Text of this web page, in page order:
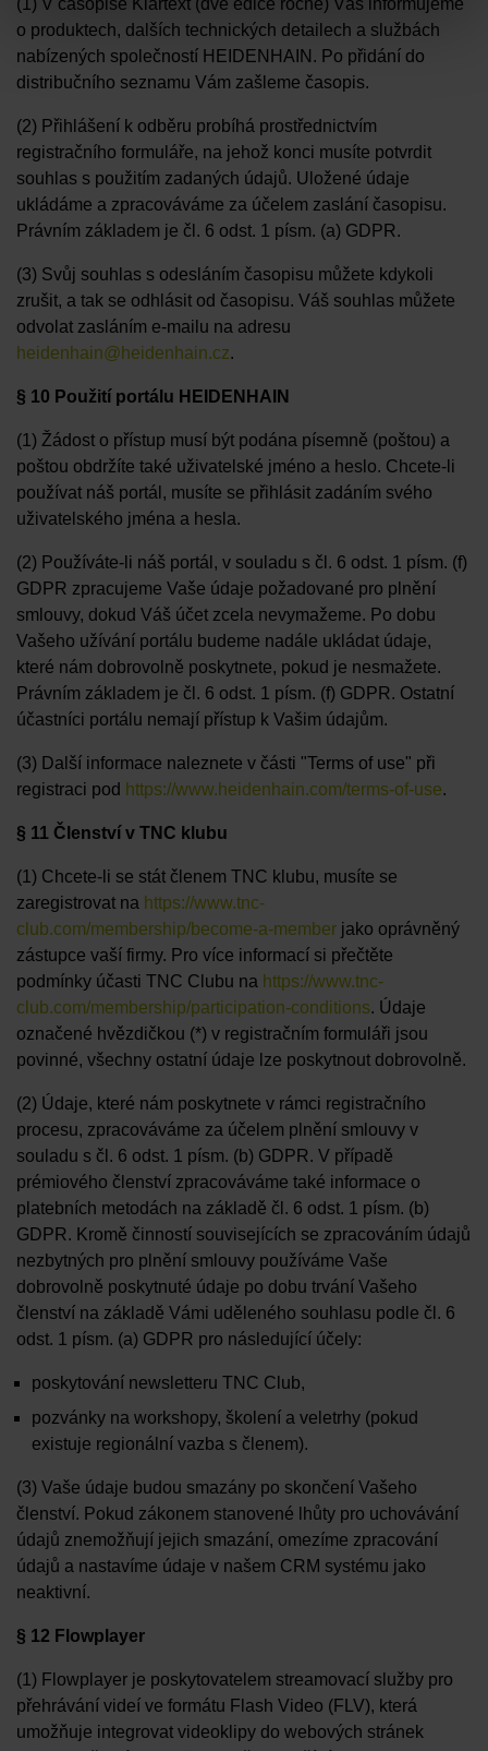
o produktech, dalších technických detailech a službách
nabízených společností HEIDENHAIN. Po přidání do
distribučního seznamu Vám zašleme časopis.
(2) Přihlášení k odběru probíhá prostřednictvím
registračního formuláře, na jehož konci musíte potvrdit
souhlas s použitím zadaných údajů. Uložené údaje
ukládáme a zpracováváme za účelem zaslání časopisu.
Právním základem je čl. 6 odst. 1 písm. (a) GDPR.
(3) Svůj souhlas s odesláním časopisu můžete kdykoli
zrušit, a tak se odhlásit od časopisu. Váš souhlas můžete
odvolat zasláním e-mailu na adresu
heidenhain@heidenhain.cz.
§ 10 Použití portálu HEIDENHAIN
(1) Žádost o přístup musí být podána písemně (poštou) a
poštou obdržíte také uživatelské jméno a heslo. Chcete-li
používat náš portál, musíte se přihlásit zadáním svého
uživatelského jména a hesla.
(2) Používáte-li náš portál, v souladu s čl. 6 odst. 1 písm. (f)
GDPR zpracujeme Vaše údaje požadované pro plnění
smlouvy, dokud Váš účet zcela nevymažeme. Po dobu
Vašeho užívání portálu budeme nadále ukládat údaje,
které nám dobrovolně poskytnete, pokud je nesmažete.
Právním základem je čl. 6 odst. 1 písm. (f) GDPR. Ostatní
účastníci portálu nemají přístup k Vašim údajům.
(3) Další informace naleznete v části "Terms of use" při
registraci pod https://www.heidenhain.com/terms-of-use.
§ 11 Členství v TNC klubu
(1) Chcete-li se stát členem TNC klubu, musíte se
zaregistrovat na https://www.tnc-
club.com/membership/become-a-member jako oprávněný
zástupce vaší firmy. Pro více informací si přečtěte
podmínky účasti TNC Clubu na https://www.tnc-
club.com/membership/participation-conditions. Údaje
označené hvězdičkou (*) v registračním formuláři jsou
povinné, všechny ostatní údaje lze poskytnout dobrovolně.
(2) Údaje, které nám poskytnete v rámci registračního
procesu, zpracováváme za účelem plnění smlouvy v
souladu s čl. 6 odst. 1 písm. (b) GDPR. V případě
prémiového členství zpracováváme také informace o
platebních metodách na základě čl. 6 odst. 1 písm. (b)
GDPR. Kromě činností souvisejících se zpracováním údajů
nezbytných pro plnění smlouvy používáme Vaše
dobrovolně poskytnuté údaje po dobu trvání Vašeho
členství na základě Vámi uděleného souhlasu podle čl. 6
odst. 1 písm. (a) GDPR pro následující účely:
poskytování newsletteru TNC Club,
pozvánky na workshopy, školení a veletrhy (pokud
existuje regionální vazba s členem).
(3) Vaše údaje budou smazány po skončení Vašeho
členství. Pokud zákonem stanovené lhůty pro uchovávání
údajů znemožňují jejich smazání, omezíme zpracování
údajů a nastavíme údaje v našem CRM systému jako
neaktivní.
§ 12 Flowplayer
(1) Flowplayer je poskytovatelem streamovací služby pro
přehrávání videí ve formátu Flash Video (FLV), která
umožňuje integrovat videoklipy do webových stránek